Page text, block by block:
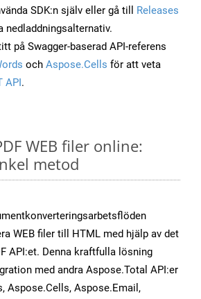
SDK:n själv eller gå till Releases
nedladdningsalternativ.
på Swagger-baserad API-referens
och Aspose.Cells för att veta
API.
WEB filer online:
metod
WEB filer till HTML med hjälp av det
API:et. Denna kraftfulla lösning
med andra Aspose.Total API:er
Aspose.Cells, Aspose.Email,